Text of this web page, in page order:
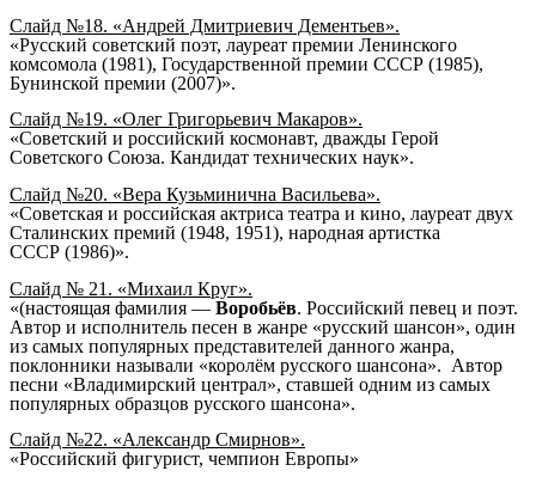
Слайд №18. «Андрей Дмитриевич Дементьев».
«Русский советский поэт, лауреат премии Ленинского
комсомола (1981), Государственной премии СССР (1985),
Бунинской премии (2007)».
Слайд №19. «Олег Григорьевич Макаров».
«Советский и российский космонавт, дважды Герой
Советского Союза. Кандидат технических наук».
Слайд №20. «Вера Кузьминична Васильева».
«Советская и российская актриса театра и кино, лауреат двух
Сталинских премий (1948, 1951), народная артистка
СССР (1986)».
Слайд № 21. «Михаил Круг».
«(настоящая фамилия — Воробьёв. Российский певец и поэт.
Автор и исполнитель песен в жанре «русский шансон», один
из самых популярных представителей данного жанра,
поклонники называли «королём русского шансона». Автор
песни «Владимирский централ», ставшей одним из самых
популярных образцов русского шансона».
Слайд №22. «Александр Смирнов».
«Российский фигурист, чемпион Европы»